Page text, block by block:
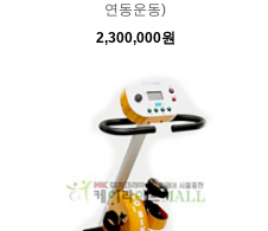
연동운동)
2,300,000원